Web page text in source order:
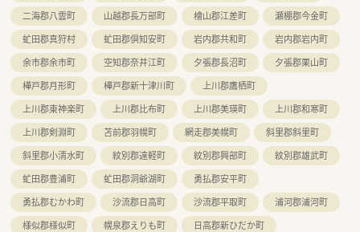
二海郡八雲町
山越郡長万部町 檜山郡江差町
瀬棚郡今金町
虻田郡真狩村
虻田郡倶知安町 岩内郡共和町
岩内郡岩内町
余市郡余市町
空知郡奈井江町 夕張郡長沼町
夕張郡栗山町
樺戸郡月形町
樺戸郡新十津川町
上川郡鷹栖町
上川郡東神楽町
上川郡比布町 上川郡美瑛町
上川郡和寒町
上川郡剣淵町
苫前郡羽幌町 網走郡美幌町
斜里郡斜里町
斜里郡小清水町
紋別郡遠軽町 紋別郡興部町
紋別郡雄武町
虻田郡豊浦町
虻田郡洞爺湖町
勇払郡安平町
勇払郡むかわ町
沙流郡日高町 沙流郡平取町
浦河郡浦河町
様似郡様似町
幌泉郡えりも町 日高郡新ひだか町